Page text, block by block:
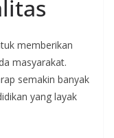
memberikan
masyarakat.
semakin banyak
yang layak